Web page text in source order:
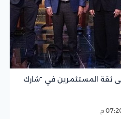
ثقة المستثمرين في "شارك